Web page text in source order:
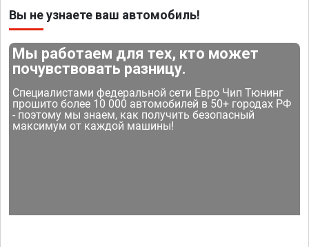
Вы не узнаете ваш автомобиль!
Мы работаем для тех, кто может
почувствовать разницу.
Специалистами федеральной сети Евро Чип Тюнинг
прошито более 10 000 автомобилей в 50+ городах РФ
- поэтому мы знаем, как получить безопасный
максимум от каждой машины!